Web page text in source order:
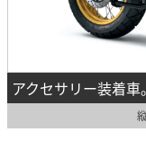
アクセサリー装着車。